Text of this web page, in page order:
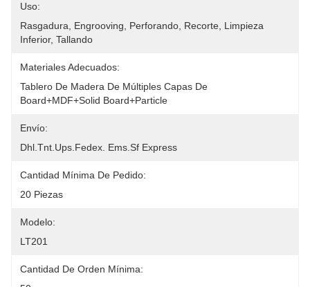
Uso:
Rasgadura, Engrooving, Perforando, Recorte, Limpieza
Inferior, Tallando
Materiales Adecuados:
Tablero De Madera De Múltiples Capas De
Board+MDF+solid Board+particle
Envío:
Dhl.tnt.ups.fedex. Ems.sf Express
Cantidad Mínima De Pedido:
20 Piezas
Modelo:
LT201
Cantidad De Orden Mínima: